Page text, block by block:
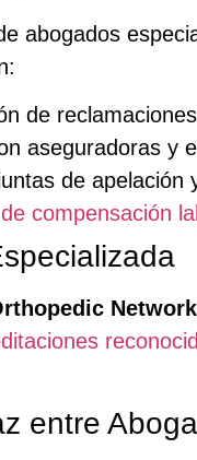
abogados
de
aseguradoras y
de apelación
compensación
Network
entre